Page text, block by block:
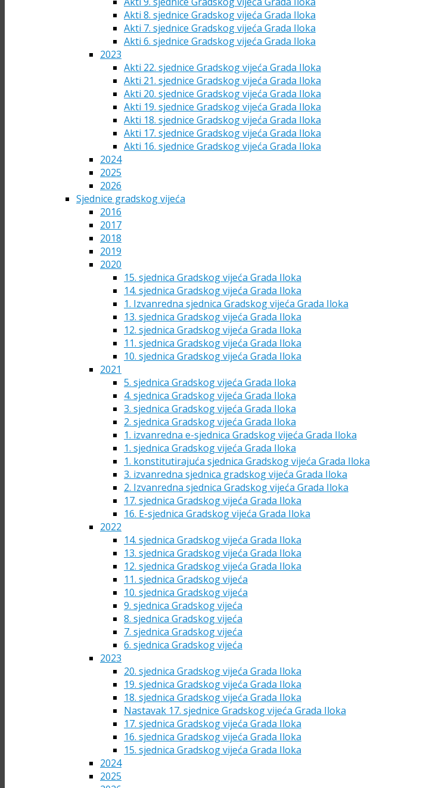
Akti 8. sjednice Gradskog vijeća Grada Iloka
Akti 7. sjednice Gradskog vijeća Grada Iloka
Akti 6. sjednice Gradskog vijeća Grada Iloka
2023
Akti 22. sjednice Gradskog vijeća Grada Iloka
Akti 21. sjednice Gradskog vijeća Grada Iloka
Akti 20. sjednice Gradskog vijeća Grada Iloka
Akti 19. sjednice Gradskog vijeća Grada Iloka
Akti 18. sjednice Gradskog vijeća Grada Iloka
Akti 17. sjednice Gradskog vijeća Grada Iloka
Akti 16. sjednice Gradskog vijeća Grada Iloka
2024
2025
2026
Sjednice gradskog vijeća
2016
2017
2018
2019
2020
15. sjednica Gradskog vijeća Grada Iloka
14. sjednica Gradskog vijeća Grada Iloka
1. Izvanredna sjednica Gradskog vijeća Grada Iloka
13. sjednica Gradskog vijeća Grada Iloka
12. sjednica Gradskog vijeća Grada Iloka
11. sjednica Gradskog vijeća Grada Iloka
10. sjednica Gradskog vijeća Grada Iloka
2021
5. sjednica Gradskog vijeća Grada Iloka
4. sjednica Gradskog vijeća Grada Iloka
3. sjednica Gradskog vijeća Grada Iloka
2. sjednica Gradskog vijeća Grada Iloka
1. izvanredna e-sjednica Gradskog vijeća Grada Iloka
1. sjednica Gradskog vijeća Grada Iloka
1. konstitutirajuća sjednica Gradskog vijeća Grada Iloka
3. izvanredna sjednica gradskog vijeća Grada Iloka
2. Izvanredna sjednica Gradskog vijeća Grada Iloka
17. sjednica Gradskog vijeća Grada Iloka
16. E-sjednica Gradskog vijeća Grada Iloka
2022
14. sjednica Gradskog vijeća Grada Iloka
13. sjednica Gradskog vijeća Grada Iloka
12. sjednica Gradskog vijeća Grada Iloka
11. sjednica Gradskog vijeća
10. sjednica Gradskog vijeća
9. sjednica Gradskog vijeća
8. sjednica Gradskog vijeća
7. sjednica Gradskog vijeća
6. sjednica Gradskog vijeća
2023
20. sjednica Gradskog vijeća Grada Iloka
19. sjednica Gradskog vijeća Grada Iloka
18. sjednica Gradskog vijeća Grada Iloka
Nastavak 17. sjednice Gradskog vijeća Grada Iloka
17. sjednica Gradskog vijeća Grada Iloka
16. sjednica Gradskog vijeća Grada Iloka
15. sjednica Gradskog vijeća Grada Iloka
2024
2025